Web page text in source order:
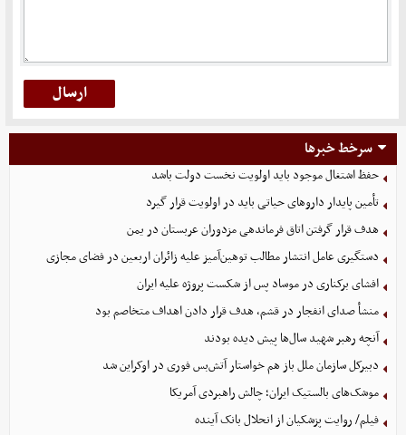
سرخط خبرها
حفظ اشتغال موجود باید اولویت نخست دولت باشد
تأمین پایدار داروهای حیاتی باید در اولویت قرار گیرد
هدف قرار گرفتن اتاق‌ فرماندهی مزدوران عربستان در یمن
دستگیری عامل انتشار مطالب توهین‌آمیز علیه زائران اربعین در فضای مجازی
افشای برکناری در موساد پس از شکست پروژه علیه ایران
منشأ صدای انفجار در قشم، هدف قرار دادن اهداف متخاصم بود
آنچه رهبر شهید سال‌ها پیش دیده بودند
دبیرکل سازمان ملل باز هم خواستار آتش‌بس فوری در اوکراین شد
موشک‌های بالستیک ایران؛ چالش راهبردی آمریکا
فیلم/ روایت پزشکیان از انحلال بانک آینده